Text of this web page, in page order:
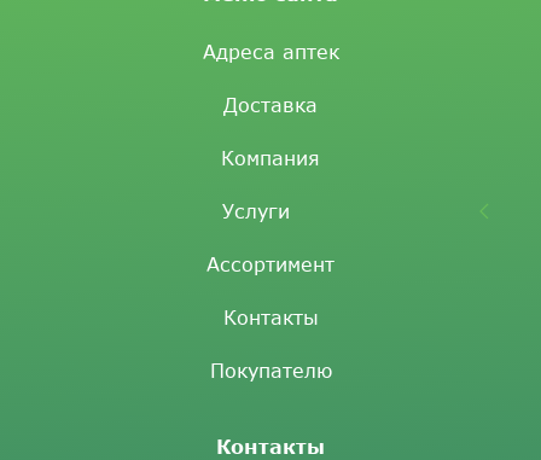
Адреса аптек
Доставка
Компания
Услуги
Ассортимент
Контакты
Покупателю
Контакты